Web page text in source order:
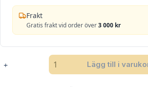
Frakt
Gratis frakt vid order över3 000 kr
Selection
Lägg till i